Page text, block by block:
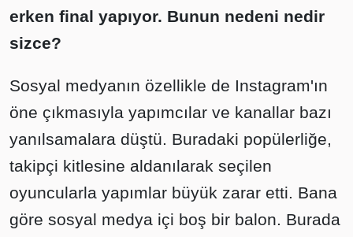
erken final yapıyor. Bunun nedeni nedir
sizce?
Sosyal medyanın özellikle de Instagram'ın
öne çıkmasıyla yapımcılar ve kanallar bazı
yanılsamalara düştü. Buradaki popülerliğe,
takipçi kitlesine aldanılarak seçilen
oyuncularla yapımlar büyük zarar etti. Bana
göre sosyal medya içi boş bir balon. Burada